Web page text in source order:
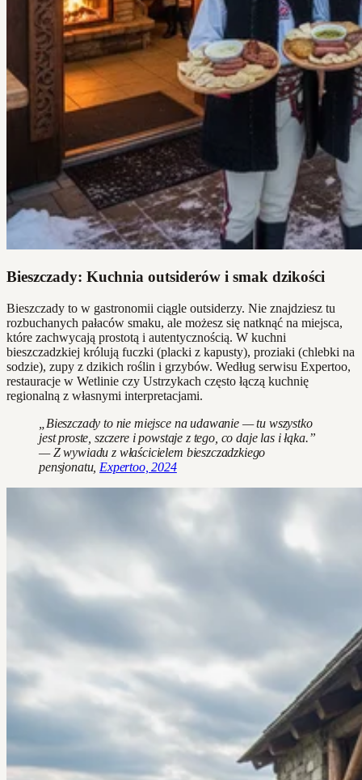
Bieszczady: Kuchnia outsiderów i smak dzikości
Bieszczady to w gastronomii ciągle outsiderzy. Nie znajdziesz tu
rozbuchanych pałaców smaku, ale możesz się natknąć na miejsca,
które zachwycają prostotą i autentycznością. W kuchni
bieszczadzkiej królują fuczki (placki z kapusty), proziaki (chlebki na
sodzie), zupy z dzikich roślin i grzybów. Według serwisu Expertoo,
restauracje w Wetlinie czy Ustrzykach często łączą kuchnię
regionalną z własnymi interpretacjami.
„Bieszczady to nie miejsce na udawanie — tu wszystko
jest proste, szczere i powstaje z tego, co daje las i łąka.”
— Z wywiadu z właścicielem bieszczadzkiego
pensjonatu, Expertoo, 2024